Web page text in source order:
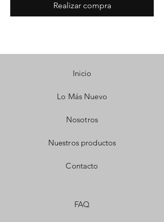
Realizar compra
Inicio
Lo Más Nuevo
Nosotros
Nuestros productos
Contacto
FAQ